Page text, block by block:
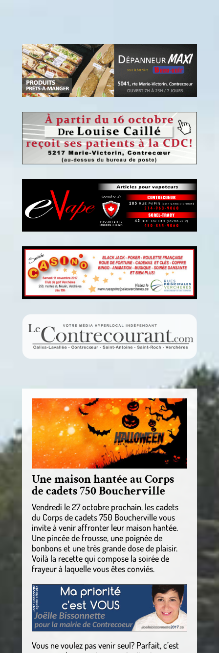
Une maison hantée au Corps
de cadets 750 Boucherville
Vendredi le 27 octobre prochain, les cadets
du Corps de cadets 750 Boucherville vous
invite à venir affronter leur maison hantée.
Une pincée de frousse, une poignée de
bonbons et une très grande dose de plaisir.
Voilà la recette qui compose la soirée de
frayeur à laquelle vous êtes conviés.
Vous ne voulez pas venir seul? Parfait, c’est